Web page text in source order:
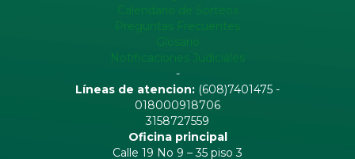
Preguntas Frecuentes
Glosario
Notificaciones Judiciales
-
Líneas de atencion: (608)7401475 -
018000918706
3158727559
Oficina principal
Calle 19 No 9 – 35 piso 3